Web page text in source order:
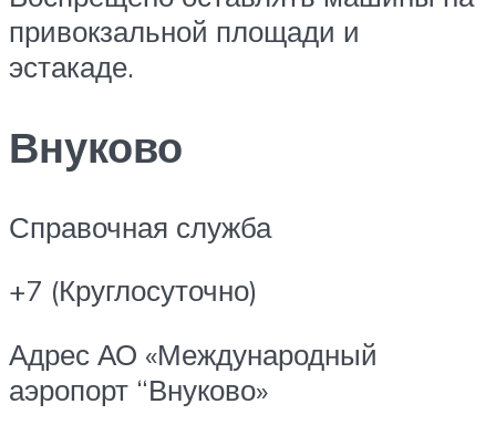
привокзальной площади и
эстакаде.
Внуково
Справочная служба
+7 (Круглосуточно)
Адрес АО «Международный
аэропорт “Внуково»